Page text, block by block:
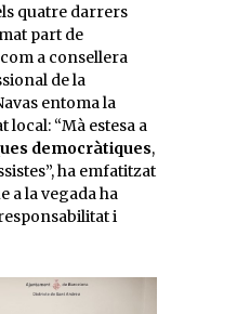
quatre darrers
part de
a consellera
de la
entoma la
“Mà estesa a
democràtiques,
ha emfatitzat
a la vegada ha
i